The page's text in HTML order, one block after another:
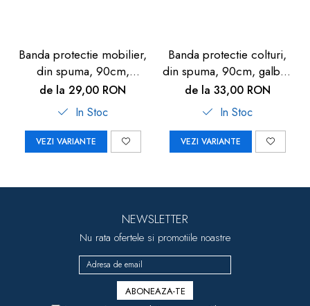
Banda protectie mobilier,
din spuma, 90cm,
albastru
de la 29,00 RON
In Stoc
VEZI VARIANTE
Banda protectie colturi,
din spuma, 90cm, galben
lamaie
de la 33,00 RON
In Stoc
VEZI VARIANTE
NEWSLETTER
Nu rata ofertele si promotiile noastre